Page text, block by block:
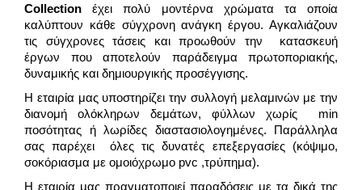
Collection έχει πολύ μοντέρνα χρώματα τα οποία
καλύπτουν κάθε σύγχρονη ανάγκη έργου. Αγκαλιάζουν
τις σύγχρονες τάσεις και προωθούν την κατασκευή
έργων που αποτελούν παράδειγμα πρωτοποριακής,
δυναμικής και δημιουργικής προσέγγισης.
Η εταιρία μας υποστηρίζει την συλλογή μελαμινών με την
διανομή ολόκληρων δεμάτων, φύλλων χωρίς min
ποσότητας ή λωρίδες διαστασιολογημένες. Παράλληλα
σας παρέχει όλες τις δυνατές επεξεργασίες (κόψιμο,
σοκόριασμα με oμοιόχρωμο pvc ,τρύπημα).
Η εταιρία μας πραγματοποιεί παραδόσεις με τα δικά της